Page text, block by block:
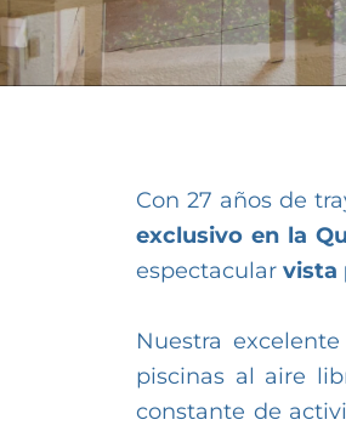
Con 27 años de
exclusivo en la
espectacular vista
Nuestra
piscinas al aire
constante de